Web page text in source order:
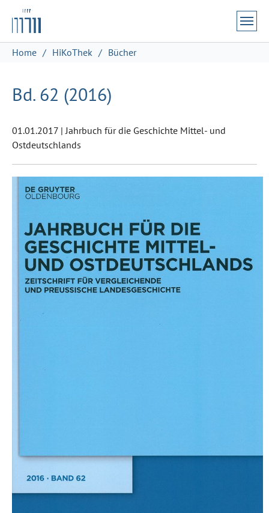
Zum Hauptinhalt springen
Skip to page footer
Sie sind hier:
Home HiKoThek Bücher
Bd. 62 (2016)
01.01.2017 |Jahrbuch für die Geschichte Mittel- und
Ostdeutschlands